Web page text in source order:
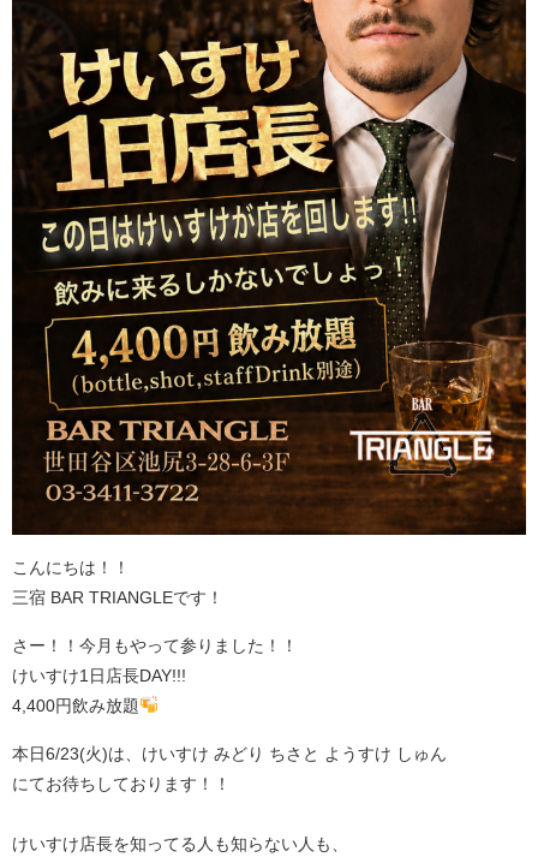
こんにちは！！
三宿 BAR TRIANGLEです！
⁡さー！！今月もやって参りました！！
けいすけ1日店長DAY!!!
4,400円飲み放題
本日6/23(火)は、けいすけ みどり ちさと ようすけ しゅん
にてお待ちしております！！
けいすけ店長を知ってる人も知らない人も、